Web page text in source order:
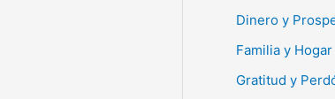
Dinero y
Familia y Hogar
Gratitud y